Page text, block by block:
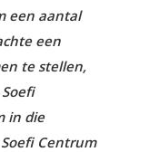
een aantal
een
te stellen,
in die
Centrum